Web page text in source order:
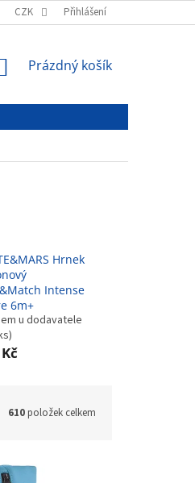
ÚDAJŮ
CZK Přihlášení
NÁKUPNÍ
Prázdný košík
Hrnek
Intense
6m+
u dodavatele
610položek celkem